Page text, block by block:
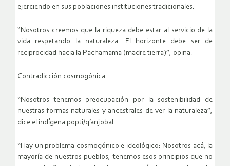
ejerciendo en sus poblaciones instituciones tradicionales.
“Nosotros creemos que la riqueza debe estar al servicio de la
vida respetando la naturaleza. El horizonte debe ser de
reciprocidad hacia la Pachamama (madre tierra)”, opina.
Contradicción cosmogónica
“Nosotros tenemos preocupación por la sostenibilidad de
nuestras formas naturales y ancestrales de ver la naturaleza”,
dice el indígena popti/q’anjobal.
“Hay un problema cosmogónico e ideológico: Nosotros acá, la
mayoría de nuestros pueblos, tenemos esos principios que no